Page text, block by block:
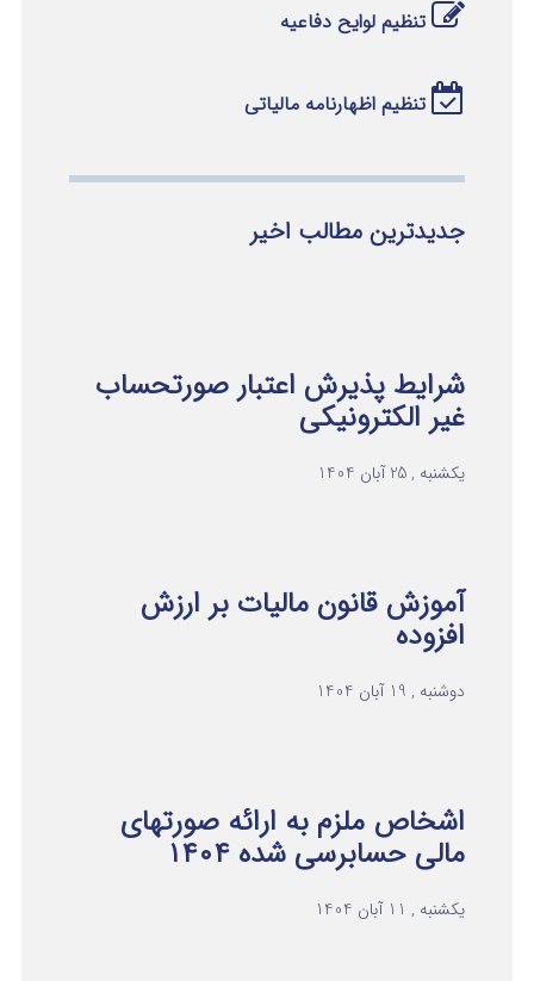
تنظیم لوایح دفاعیه
تنظیم اظهارنامه مالیاتی
جدیدترین مطالب اخیر
شرایط پذیرش اعتبار صورتحساب
غیر الکترونیکی
یکشنبه , 25 آبان 1404
آموزش قانون مالیات بر ارزش
افزوده
دوشنبه , 19 آبان 1404
اشخاص ملزم به ارائه صورتهای
مالی حسابرسی شده ۱۴۰۴
یکشنبه , 11 آبان 1404